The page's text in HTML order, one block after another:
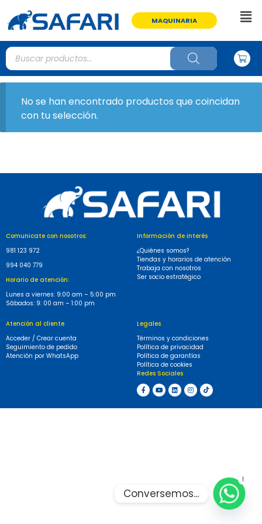
MAQUINARIA
No se han encontrado productos que coincidan
con tu selección.
Comunicate con nosotros:
981 123 972
994 040 779
Horario de atención:
Lunes a viernes: 9:00 am – 5:00 pm
Sábados: 9: 00 am – 1:00 pm
Información de interés
¿Quiénes somos?
Tiendas y horarios de atención
Trabaja con nosotros
Ser socio estratégico
Atención al cliente
Acceder / Crear cuenta
Seguimiento de pedido
Atención por WhatsApp
Legales
Términos y condiciones
Política de privacidad
Política de garantías
Política de cookies
Redes Sociales
1
Conversemos...